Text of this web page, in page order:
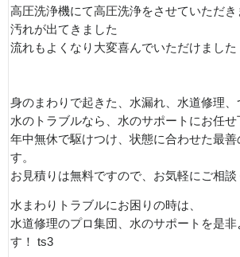
高圧洗浄機にて高圧洗浄をさせていただき
汚れが出てきました
流れもよくなり大変喜んでいただけました
身のまわりで起きた、水漏れ、水道修理、
水のトラブルなら、水のサポートにお任せ
年中無休で駆けつけ、状態に合わせた最善
す。
お見積りは無料ですので、お気軽にご相談
水まわりトラブルにお困りの時は、
水道修理のプロ集団、水のサポートを是非
す！ ts3